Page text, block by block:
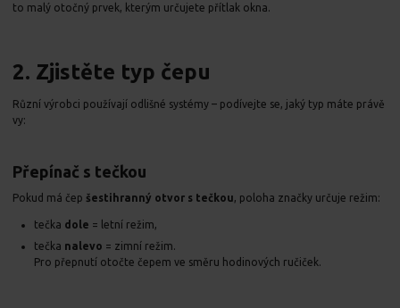
to malý otočný prvek, kterým určujete přítlak okna.
2. Zjistěte typ čepu
Různí výrobci používají odlišné systémy – podívejte se, jaký typ máte právě
vy:
Přepínač s tečkou
Pokud má čep šestihranný otvor s tečkou, poloha značky určuje režim:
tečka dole = letní režim,
tečka nalevo = zimní režim.
Pro přepnutí otočte čepem ve směru hodinových ručiček.